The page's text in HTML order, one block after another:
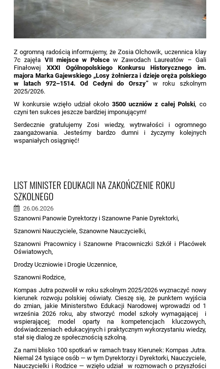
Z ogromną radością informujemy, że Zosia Olchowik, uczennica klay
7c zajęła VII miejsce w Polsce w Zawodach Laureatów – Gali
Finałowej XXXI Ogólnopolskiego Konkursu Historycznego im.
majora Marka Gajewskiego „Losy żołnierza i dzieje oręża polskiego
w latach 972–1514. Od Cedyni do Orszy”w roku szkolnym
2025/2026.
W konkursie wzięło udział około 3500 uczniów z całej Polski, co
czyni ten sukces jeszcze bardziej imponującym!
Serdecznie gratulujemy Zosi wiedzy, wytrwałości i ogromnego
zaangażowania. Jesteśmy bardzo dumni i życzymy kolejnych
wspaniałych osiągnięć!
LIST MINISTER EDUKACJI NA ZAKOŃCZENIE ROKU
SZKOLNEGO
26.06.2026
Szanowni Panowie Dyrektorzy i Szanowne Panie Dyrektorki,
Szanowni Nauczyciele, Szanowne Nauczycielki,
Szanowni Pracownicy i Szanowne Pracowniczki Szkół i Placówek
Oświatowych,
Drodzy Uczniowie i Drogie Uczennice,
Szanowni Rodzice,
Kompas Jutra pozwolił w roku szkolnym 2025/2026 wyznaczyć nowy
kierunek rozwoju polskiej oświaty. Cieszę się, że punktem wyjścia
do zmian, jakie Ministerstwo Edukacji Narodowej wprowadzi od 1
września 2026 roku, aby stworzyć model szkoły wymagającej i
wspierającej; model oparty na kompetencjach kluczowych,
doświadczeniach edukacyjnych i praktycznym wykorzystaniu wiedzy,
stał się dialog ze społecznością szkolną.
Za nami blisko 100 spotkań w ramach trasy Kierunek: Kompas Jutra.
Niemal 24 tysiące osób — w tym Dyrektorzy i Dyrektorki, Nauczyciele,
Nauczycielki i Rodzice — wzięło udział w rozmowach o przyszłości